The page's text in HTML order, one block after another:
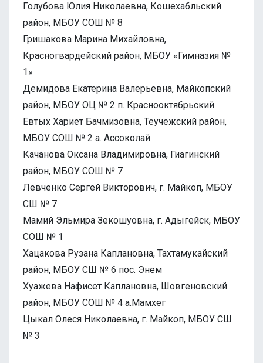
Голубова Юлия Николаевна, Кошехабльский
район, МБОУ СОШ № 8
Гришакова Марина Михайловна,
Красногвардейский район, МБОУ «Гимназия №
1»
Демидова Екатерина Валерьевна, Майкопский
район, МБОУ ОЦ № 2 п. Краснооктябрьский
Евтых Хариет Бачмизовна, Теучежский район,
МБОУ СОШ № 2 а. Ассоколай
Качанова Оксана Владимировна, Гиагинский
район, МБОУ СОШ № 7
Левченко Сергей Викторович, г. Майкоп, МБОУ
СШ № 7
Мамий Эльмира Зекошуовна, г. Адыгейск, МБОУ
СОШ № 1
Хацакова Рузана Каплановна, Тахтамукайский
район, МБОУ СШ № 6 пос. Энем
Хуажева Нафисет Каплановна, Шовгеновский
район, МБОУ СОШ № 4 а.Мамхег
Цыкал Олеся Николаевна, г. Майкоп, МБОУ СШ
№ 3